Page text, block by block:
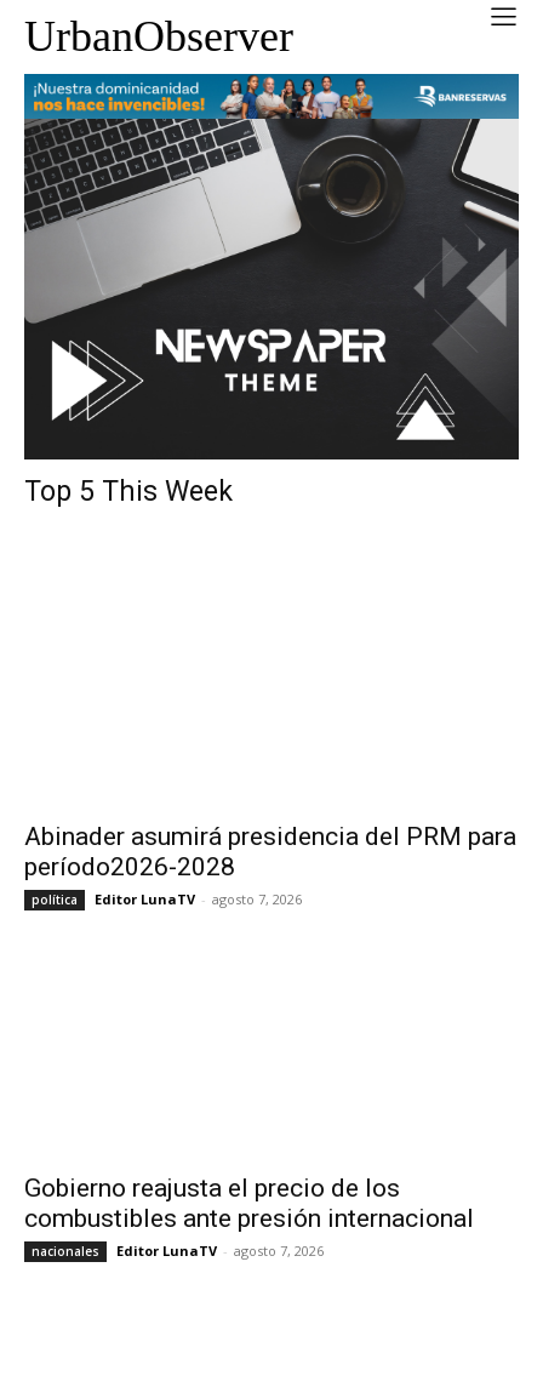
UrbanObserver
Top 5 This Week
Abinader asumirá presidencia del PRM para
período2026-2028
política Editor LunaTV - agosto 7, 2026
Gobierno reajusta el precio de los
combustibles ante presión internacional
nacionales Editor LunaTV - agosto 7, 2026